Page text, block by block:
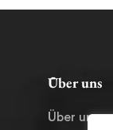
Über uns
Über uns